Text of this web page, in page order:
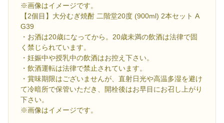
※画像はイメージです。
【2個目】大分むぎ焼酎 二階堂20度 (900ml) 2本セット A
G39
・お酒は20歳になってから。20歳未満の飲酒は法律で固
く禁じられています。
・妊娠中や授乳中の飲酒はお控え下さい。
・飲酒運転は法律で禁止されています。
・賞味期限はございませんが、直射日光や高温多湿を避け
て冷暗所で保管いただき、開栓後はお早目にお召し上がり
下さい。
※画像はイメージです。